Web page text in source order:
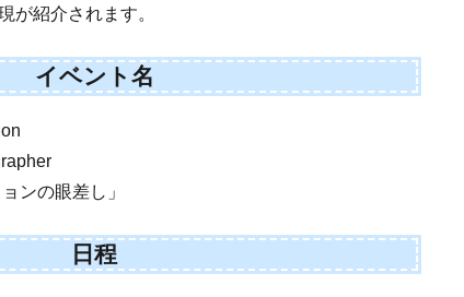
が紹介されます。
イベント名
ンの眼差し」
日程